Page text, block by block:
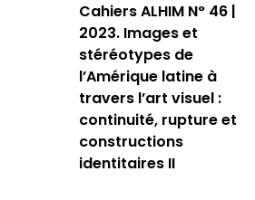
Cahiers ALHIM N° 46 |
2023. Images et
stéréotypes de
l’Amérique latine à
travers l’art visuel :
continuité, rupture et
constructions
identitaires II